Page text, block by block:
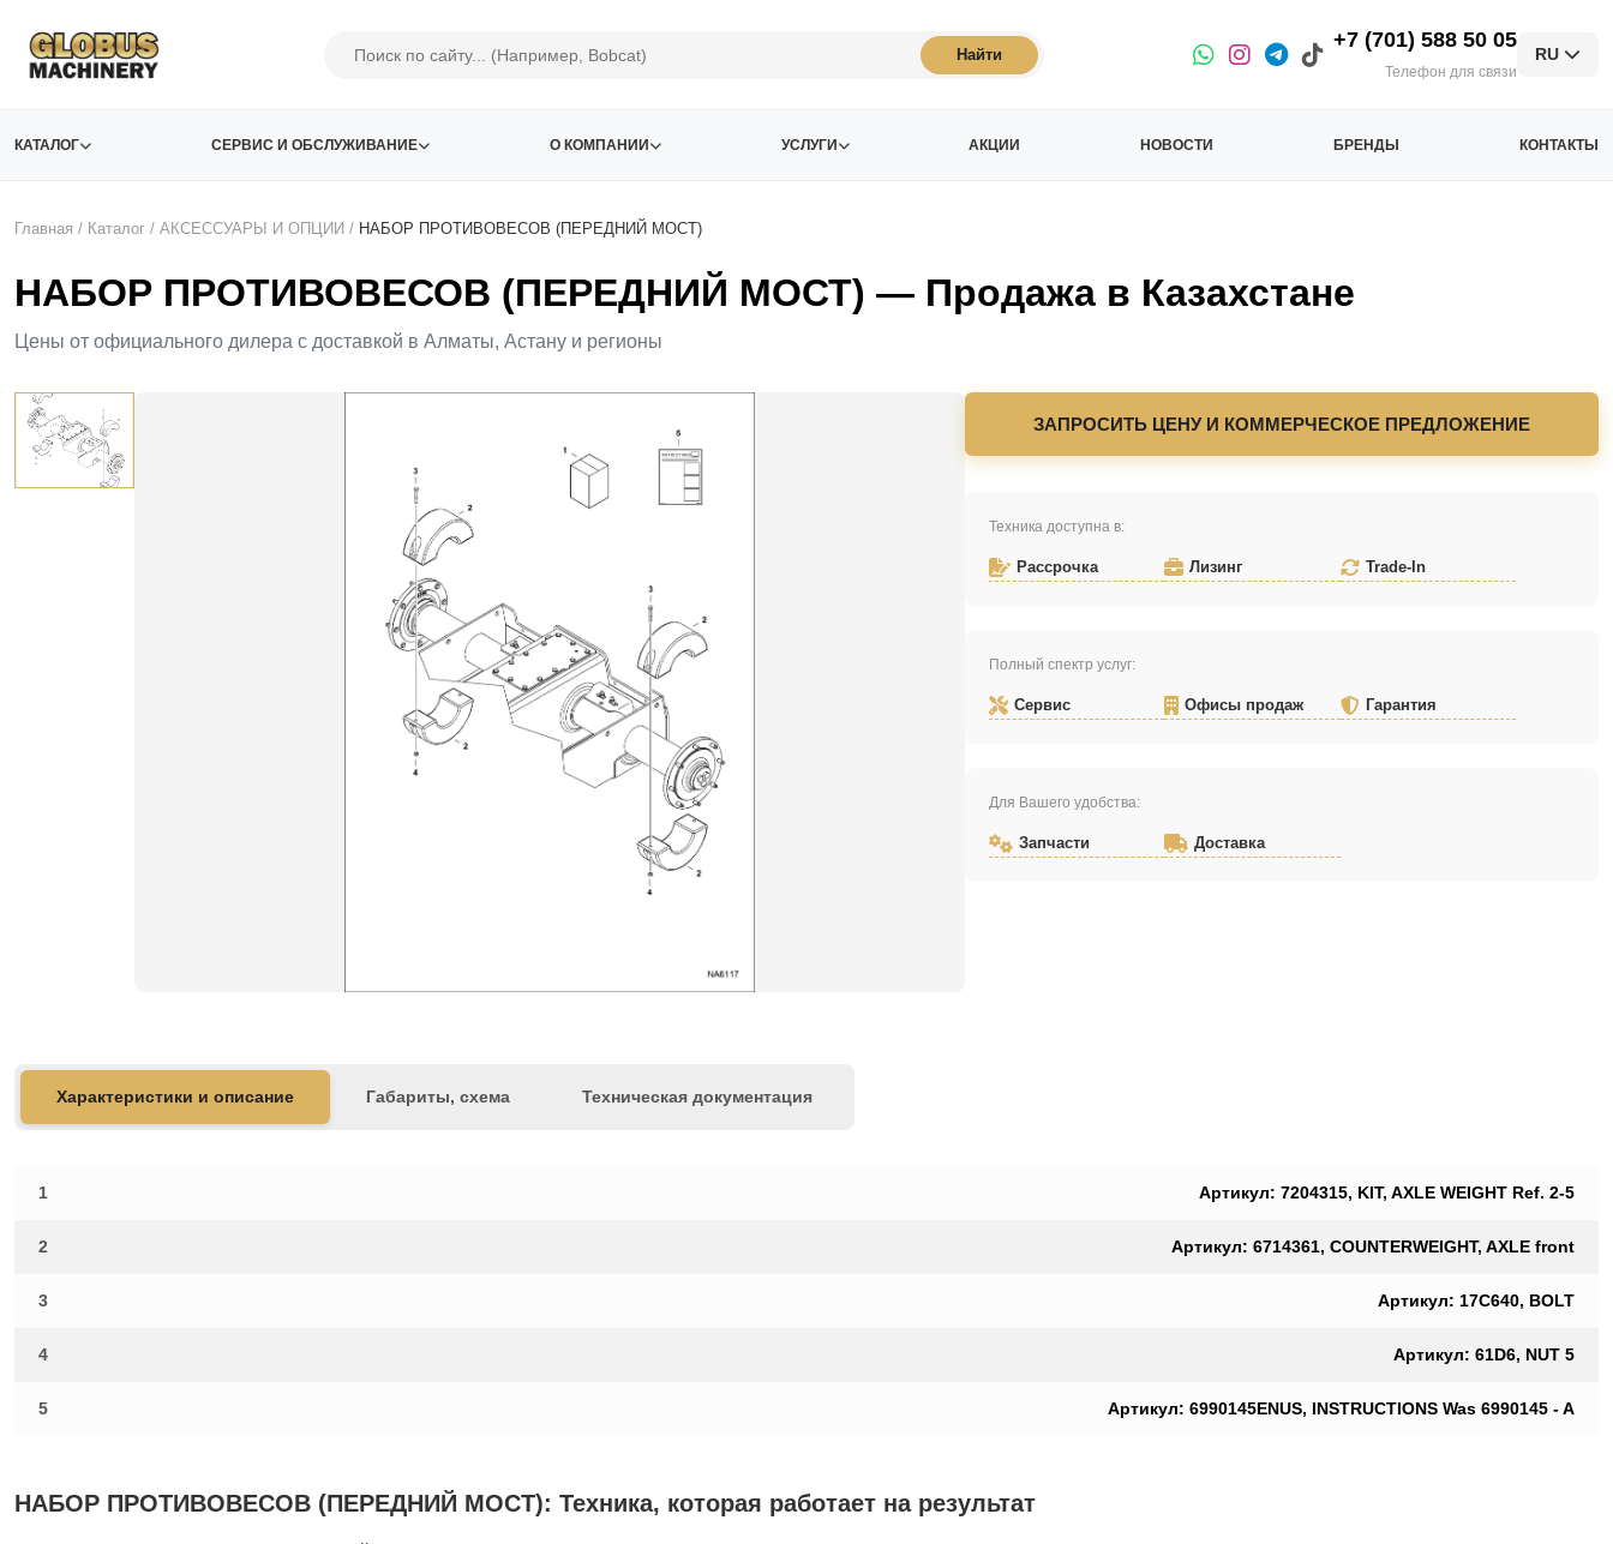
Найти
+7 (701) 588 50 05
Телефон для связи
RU
КАТАЛОГ СЕРВИС И ОБСЛУЖИВАНИЕ О КОМПАНИИ УСЛУГИ АКЦИИ НОВОСТИ БРЕНДЫ КОНТАКТЫ
Главная / Каталог / АКСЕСCУАРЫ И ОПЦИИ / НАБОР ПРОТИВОВЕСОВ (ПЕРЕДНИЙ МОСТ)
НАБОР ПРОТИВОВЕСОВ (ПЕРЕДНИЙ МОСТ) — Продажа в Казахстане
Цены от официального дилера с доставкой в Алматы, Астану и регионы
ЗАПРОСИТЬ ЦЕНУ И КОММЕРЧЕСКОЕ ПРЕДЛОЖЕНИЕ
Техника доступна в:
Рассрочка Лизинг Trade-In
Полный спектр услуг:
Сервис Офисы продаж Гарантия
Для Вашего удобства:
Запчасти Доставка
Характеристики и описание Габариты, схема Техническая документация
1 Артикул: 7204315, KIT, AXLE WEIGHT Ref. 2-5
2 Артикул: 6714361, COUNTERWEIGHT, AXLE front
3 Артикул: 17C640, BOLT
4 Артикул: 61D6, NUT 5
5 Артикул: 6990145ENUS, INSTRUCTIONS Was 6990145 - A
НАБОР ПРОТИВОВЕСОВ (ПЕРЕДНИЙ МОСТ): Техника, которая работает на результат